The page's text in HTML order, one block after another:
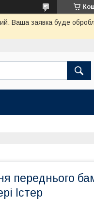
Ваша заявка буде
переднього
Істер